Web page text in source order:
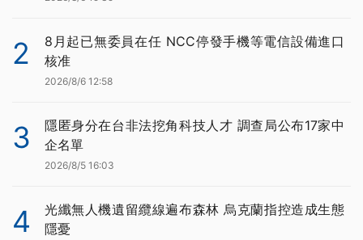
2
8月起已無委員在任 NCC停發手機等電信設備進口
核准
2026/8/6 12:58
3
隱匿身分在台非法挖角科技人才 調查局公布17家中
企名單
2026/8/5 16:03
4
光纖無人機遺留纜線遍布森林 烏克蘭指控造成生態
隱憂